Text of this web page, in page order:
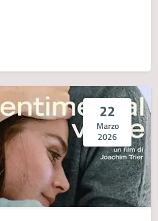
22
Marzo
2026